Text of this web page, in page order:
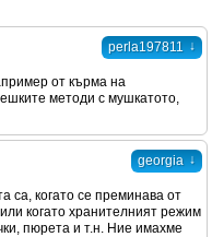
perla197811 ↓
от кърма на
методи с мушкатото,
georgia ↓
са, когато се преминава от
когато хранителният режим
пюрета и т.н. Ние имахме